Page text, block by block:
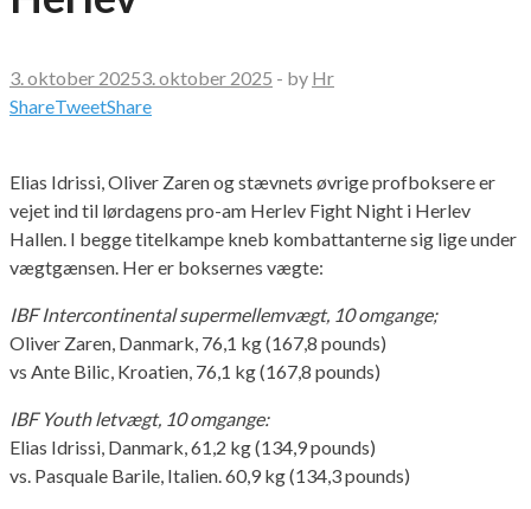
3. oktober 20253. oktober 2025 - by Hr
ShareTweetShare
Elias Idrissi, Oliver Zaren og stævnets øvrige profboksere er
vejet ind til lørdagens pro-am Herlev Fight Night i Herlev
Hallen. I begge titelkampe kneb kombattanterne sig lige under
vægtgænsen. Her er boksernes vægte:
IBF Intercontinental supermellemvægt, 10 omgange;
Oliver Zaren, Danmark, 76,1 kg (167,8 pounds)
vs Ante Bilic, Kroatien, 76,1 kg (167,8 pounds)
IBF Youth letvægt, 10 omgange:
Elias Idrissi, Danmark, 61,2 kg (134,9 pounds)
vs. Pasquale Barile, Italien. 60,9 kg (134,3 pounds)